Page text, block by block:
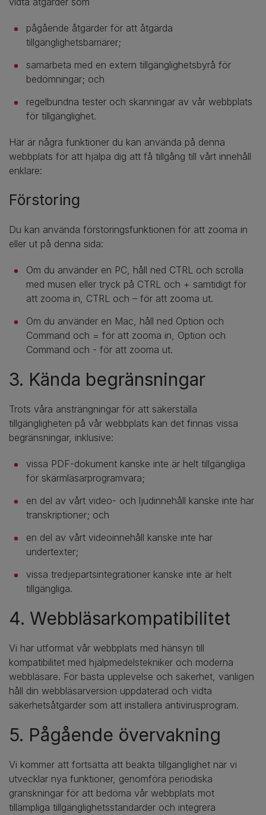
pågående åtgärder för att åtgärda
tillgänglighetsbarriärer;
samarbeta med en extern tillgänglighetsbyrå för
bedömningar; och
regelbundna tester och skanningar av vår webbplats
för tillgänglighet.
Här är några funktioner du kan använda på denna
webbplats för att hjälpa dig att få tillgång till vårt innehåll
enklare:
Förstoring
Du kan använda förstoringsfunktionen för att zooma in
eller ut på denna sida:
Om du använder en PC, håll ned CTRL och scrolla
med musen eller tryck på CTRL och + samtidigt för
att zooma in, CTRL och – för att zooma ut.
Om du använder en Mac, håll ned Option och
Command och = för att zooma in, Option och
Command och - för att zooma ut.
3. Kända begränsningar
Trots våra ansträngningar för att säkerställa
tillgängligheten på vår webbplats kan det finnas vissa
begränsningar, inklusive:
vissa PDF-dokument kanske inte är helt tillgängliga
för skärmläsarprogramvara;
en del av vårt video- och ljudinnehåll kanske inte har
transkriptioner; och
en del av vårt videoinnehåll kanske inte har
undertexter;
vissa tredjepartsintegrationer kanske inte är helt
tillgängliga.
4. Webbläsarkompatibilitet
Vi har utformat vår webbplats med hänsyn till
kompatibilitet med hjälpmedelstekniker och moderna
webbläsare. För bästa upplevelse och säkerhet, vänligen
håll din webbläsarversion uppdaterad och vidta
säkerhetsåtgärder som att installera antivirusprogram.
5. Pågående övervakning
Vi kommer att fortsätta att beakta tillgänglighet när vi
utvecklar nya funktioner, genomföra periodiska
granskningar för att bedöma vår webbplats mot
tillämpliga tillgänglighetsstandarder och integrera